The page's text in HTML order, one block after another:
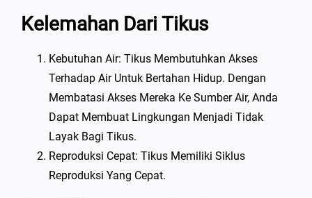
Kelemahan Dari Tikus
Kebutuhan Air: Tikus Membutuhkan Akses
Terhadap Air Untuk Bertahan Hidup. Dengan
Membatasi Akses Mereka Ke Sumber Air, Anda
Dapat Membuat Lingkungan Menjadi Tidak
Layak Bagi Tikus.
Reproduksi Cepat: Tikus Memiliki Siklus
Reproduksi Yang Cepat.